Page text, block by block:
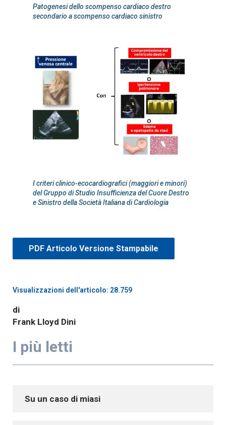
Patogenesi dello scompenso cardiaco destro
secondario a scompenso cardiaco sinistro
I criteri clinico-ecocardiografici (maggiori e minori)
del Gruppo di Studio Insufficienza del Cuore Destro
e Sinistro della Società Italiana di Cardiologia
PDF Articolo Versione Stampabile
Visualizzazioni dell'articolo: 28.759
di
Frank Lloyd Dini
I più letti
Su un caso di miasi